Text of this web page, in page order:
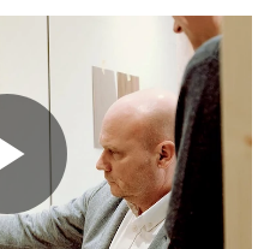
Play